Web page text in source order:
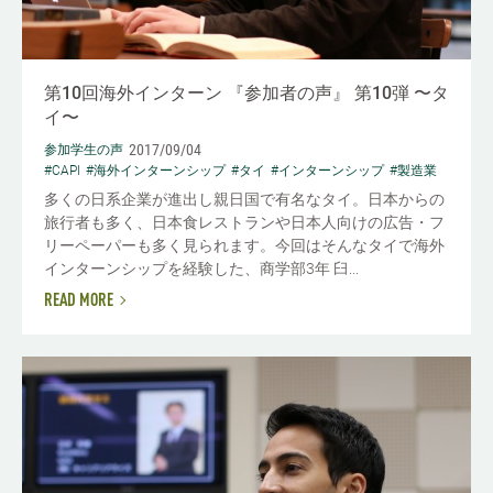
第10回海外インターン 『参加者の声』 第10弾 〜タ
イ〜
参加学生の声 2017/09/04
#CAPI #海外インターンシップ #タイ #インターンシップ #製造業
多くの日系企業が進出し親日国で有名なタイ。日本からの
旅行者も多く、日本食レストランや日本人向けの広告・フ
リーペーパーも多く見られます。今回はそんなタイで海外
インターンシップを経験した、商学部3年 臼...
READ MORE